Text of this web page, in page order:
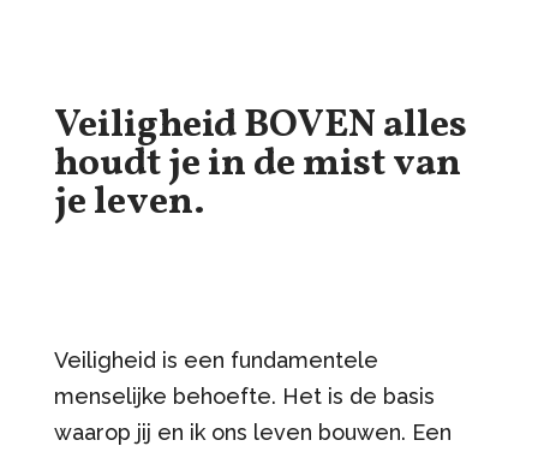
Veiligheid BOVEN alles
houdt je in de mist van
je leven.
Veiligheid is een fundamentele
menselijke behoefte. Het is de basis
waarop jij en ik ons leven bouwen. Een